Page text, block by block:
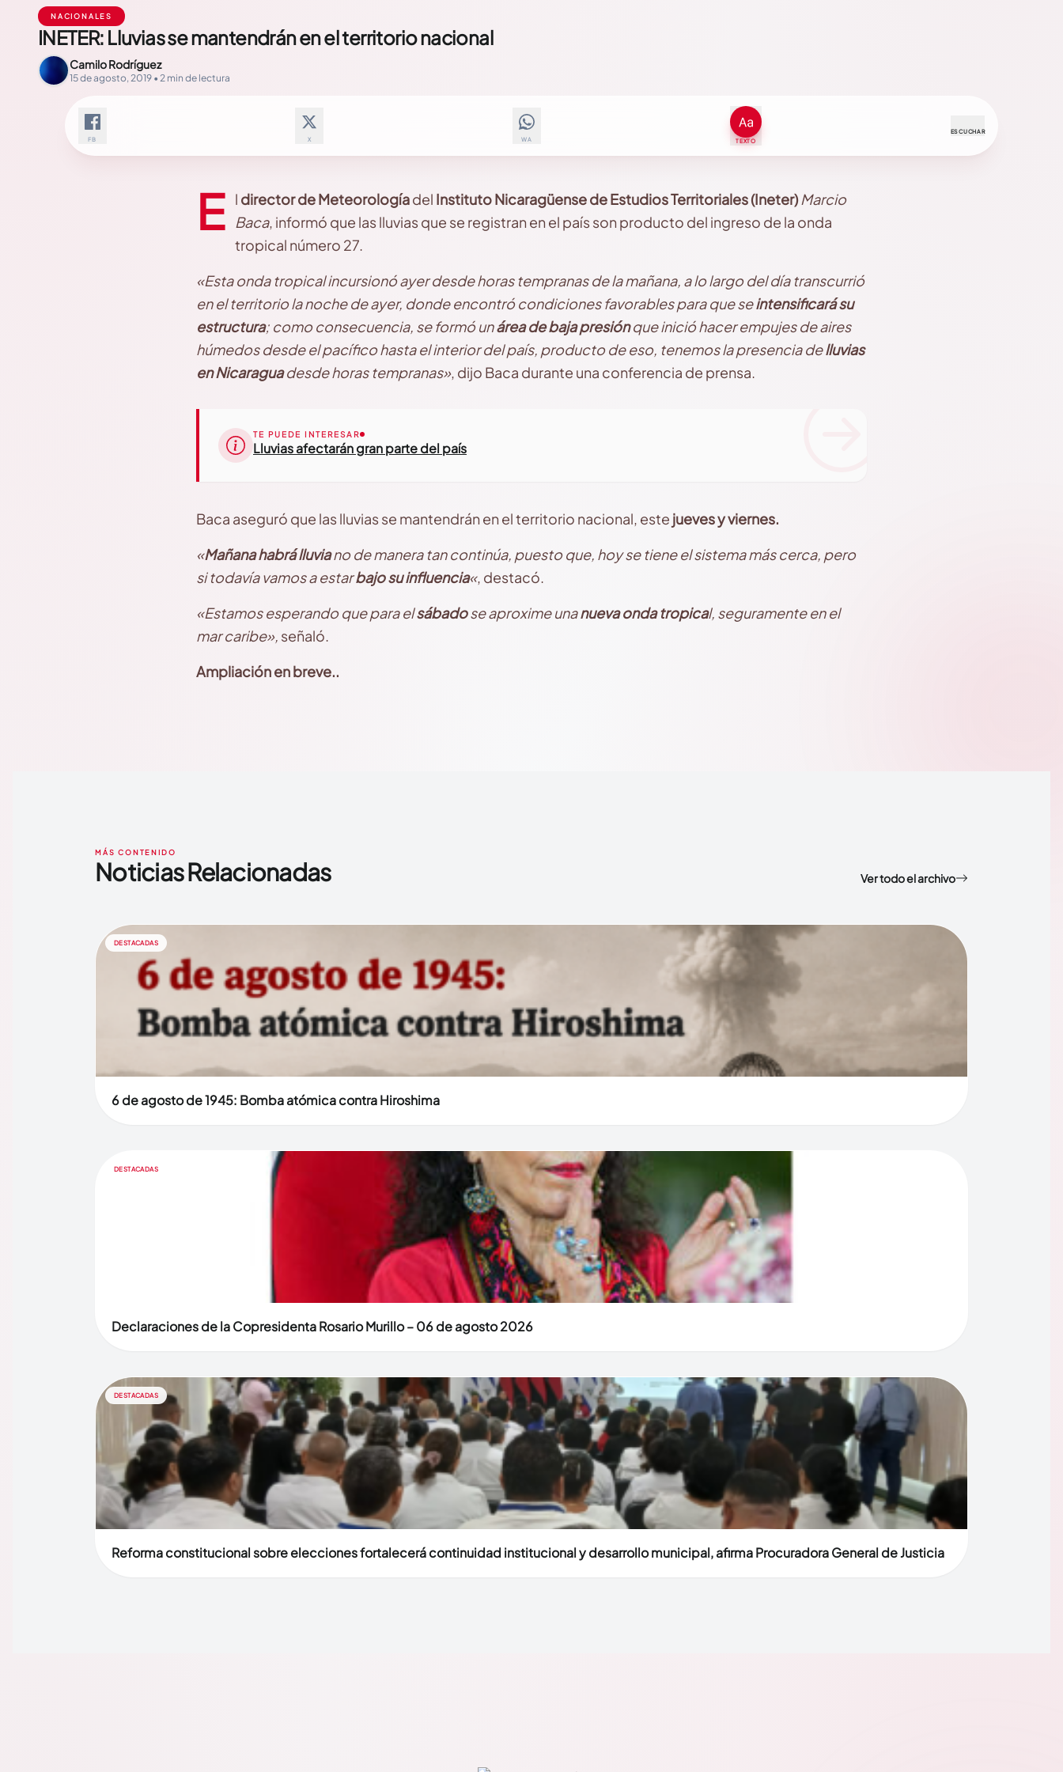
NACIONALES
INETER: Lluvias se mantendrán en el territorio nacional
Camilo Rodríguez
15 de agosto, 2019 • 2 min de lectura
FB X WA TEXTO
ESCUCHAR
E l director de Meteorologíadel Instituto Nicaragüense de Estudios Territoriales (Ineter) Marcio
Baca, informó que las lluvias que se registran en el país son producto del ingreso de la onda
tropical número 27.
«Esta onda tropical incursionó ayer desde horas tempranas de la mañana, a lo largo del día transcurrió
en el territorio la noche de ayer, donde encontró condiciones favorables para que seintensificará su
estructura; como consecuencia, se formó unárea de baja presiónque inició hacer empujes de aires
húmedos desde el pacífico hasta el interior del país, producto de eso, tenemos la presencia delluvias
en Nicaraguadesde horas tempranas», dijo Baca durante una conferencia de prensa.
TE PUEDE INTERESAR
Lluvias afectarán gran parte del país
Baca aseguró que las lluvias se mantendrán en el territorio nacional, este jueves y viernes.
«Mañana habrá lluviano de manera tan continúa, puesto que, hoy se tiene el sistema más cerca, pero
si todavía vamos a estarbajo su influencia«, destacó.
«Estamos esperando que para elsábadose aproxime unanueva onda tropical, seguramente en el
mar caribe», señaló.
Ampliación en breve..
MÁS CONTENIDO
Noticias Relacionadas Ver todo el archivo
DESTACADAS
6 de agosto de 1945: Bomba atómica contra Hiroshima
DESTACADAS
Declaraciones de la Copresidenta Rosario Murillo – 06 de agosto 2026
DESTACADAS
Reforma constitucional sobre elecciones fortalecerá continuidad institucional y desarrollo municipal, afirma Procuradora General de Justicia